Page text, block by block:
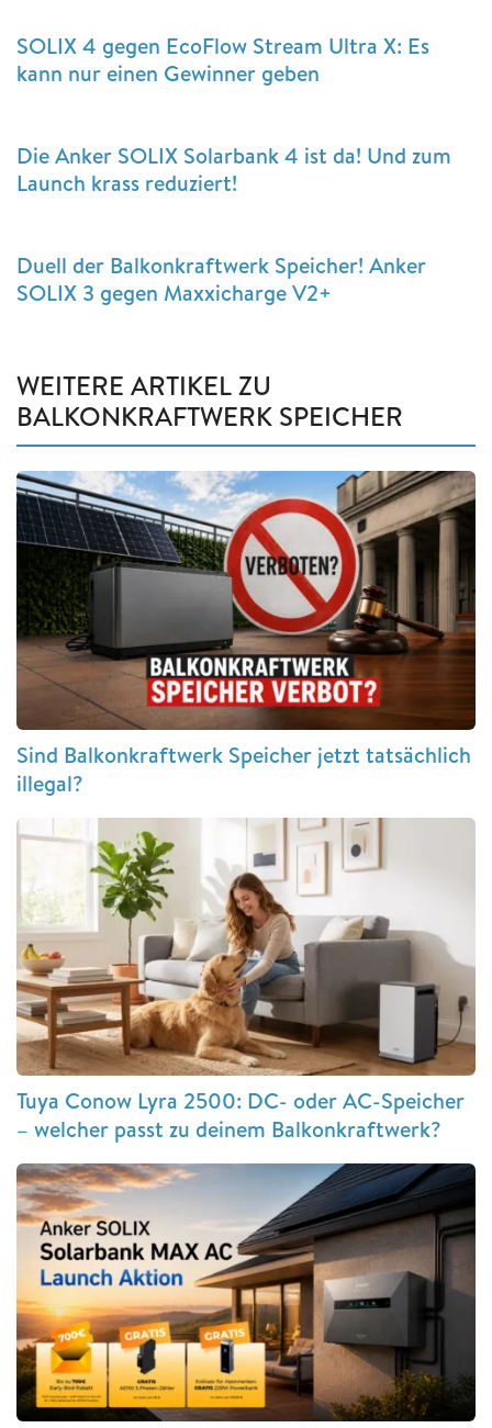
SOLIX 4 gegen EcoFlow Stream Ultra X: Es
kann nur einen Gewinner geben
Die Anker SOLIX Solarbank 4 ist da! Und zum
Launch krass reduziert!
Duell der Balkonkraftwerk Speicher! Anker
SOLIX 3 gegen Maxxicharge V2+
WEITERE ARTIKEL ZU
BALKONKRAFTWERK SPEICHER
Sind Balkonkraftwerk Speicher jetzt tatsächlich
illegal?
Tuya Conow Lyra 2500: DC- oder AC-Speicher
– welcher passt zu deinem Balkonkraftwerk?